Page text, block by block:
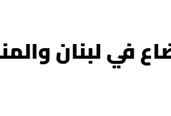
في لبنان